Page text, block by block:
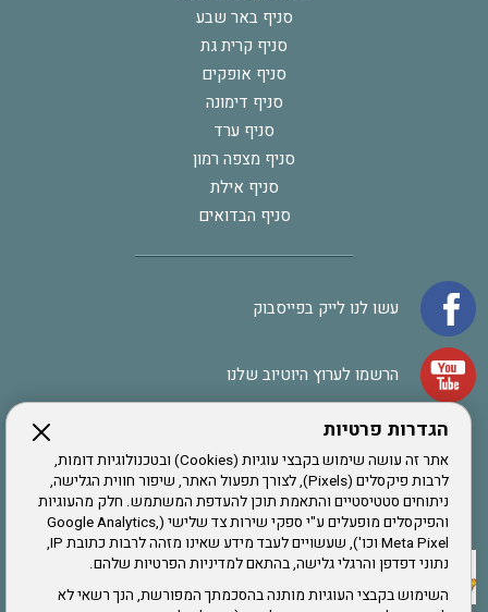
הגדרות פרטיות
אתר זה עושה שימוש בקבצי עוגיות (Cookies) ובטכנולוגיות דומות,
לרבות פיקסלים (Pixels), לצורך תפעול האתר, שיפור חווית הגלישה,
ניתוחים סטטיסטיים והתאמת תוכן להעדפת המשתמש. חלק מהעוגיות
והפיקסלים מופעלים ע"י ספקי שירות צד שלישי (Google Analytics,
Meta Pixel וכו'), שעשויים לעבד מידע שאינו מזהה לרבות כתובת IP,
נתוני דפדפן והרגלי גלישה, בהתאם למדיניות הפרטיות שלהם.
השימוש בקבצי העוגיות מותנה בהסכמתך המפורשת, הנך רשאי לא
סניף באר שבע
סניף קרית גת
סניף אופקים
סניף דימונה
סניף ערד
סניף מצפה רמון
סניף אילת
סניף הבדואים
עשו לנו לייק בפייסבוק
הרשמו לערוץ היוטיוב שלנו
אתר צה"ל
תקנון האתר